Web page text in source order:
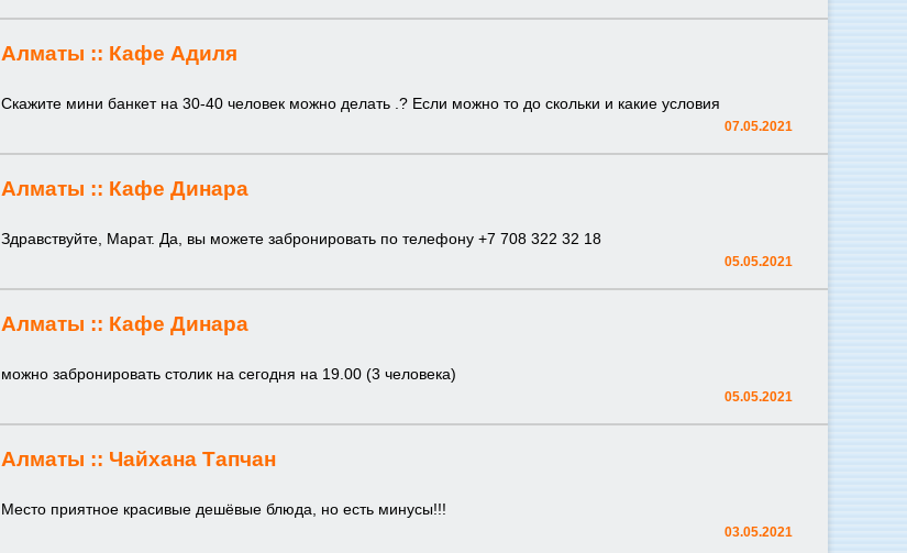
Алматы :: Кафе Адиля
Скажите мини банкет на 30-40 человек можно делать .? Если можно то до скольки и какие условия
07.05.2021
Алматы :: Кафе Динара
Здравствуйте, Марат. Да, вы можете забронировать по телефону +7 708 322 32 18
05.05.2021
Алматы :: Кафе Динара
можно забронировать столик на сегодня на 19.00 (3 человека)
05.05.2021
Алматы :: Чайхана Тапчан
Место приятное красивые дешёвые блюда, но есть минусы!!!
03.05.2021